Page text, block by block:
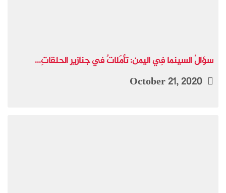
سؤالُ السينما فِي اليمن: تأمّلاتٌ في جنازيرِ الحلقاتِ...